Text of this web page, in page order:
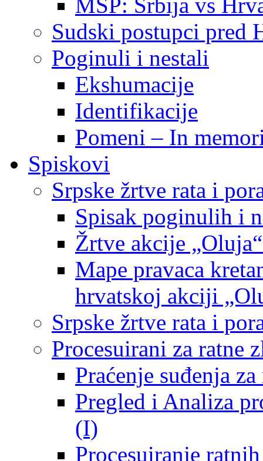
Sudski postupci pred
Poginuli i nestali
Ekshumacije
Identifikacije
Pomeni – In
Spiskovi
Srpske žrtve rata i
Spisak poginulih i
Žrtve akcije
Mape pravaca
hrvatskoj akciji
Srpske žrtve rata i
Procesuirani za ratne
Praćenje suđenja
Pregled i Analiza
(I)
Procesuiranje